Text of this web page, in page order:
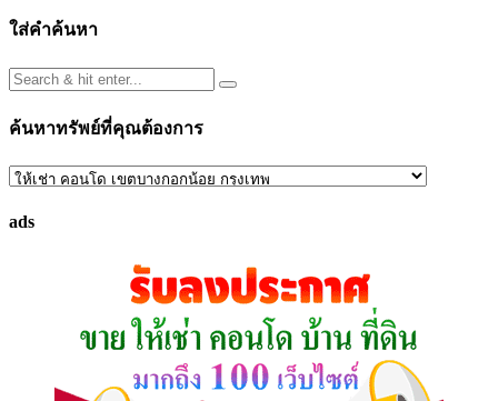
ใส่คำค้นหา
ค้นหาทรัพย์ที่คุณต้องการ
ค้นหา
ที่
ads